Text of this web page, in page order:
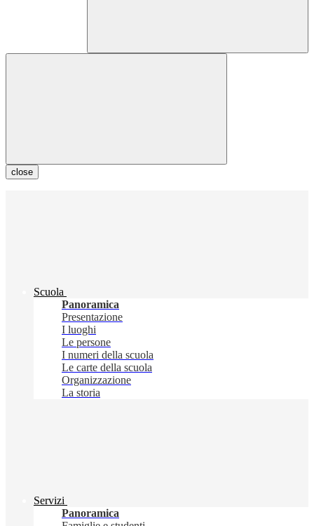
close
Scuola
Panoramica
Presentazione
I luoghi
Le persone
I numeri della scuola
Le carte della scuola
Organizzazione
La storia
Servizi
Panoramica